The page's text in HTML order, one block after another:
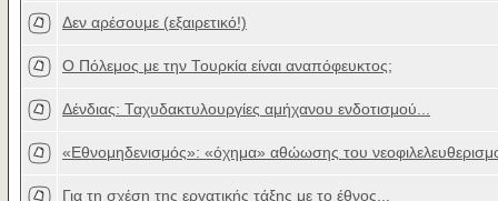
Δεν αρέσουμε (εξαιρετικό!)
Ο Πόλεμος με την Τουρκία είναι αναπόφευκτος;
Δένδιας: Ταχυδακτυλουργίες αμήχανου ενδοτισμού...
«Εθνομηδενισμός»: «όχημα» αθώωσης του
Για τη σχέση της εργατικής τάξης με το έθνος...